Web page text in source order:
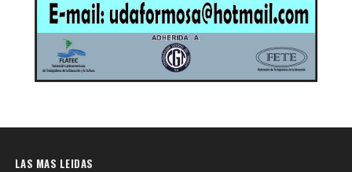
LAS MAS LEIDAS